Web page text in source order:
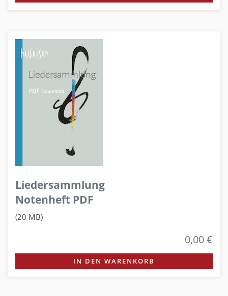
Liedersammlung
Notenheft PDF
(20 MB)
0,00 €
IN DEN WARENKORB